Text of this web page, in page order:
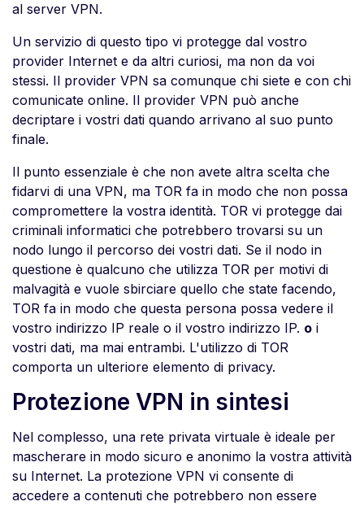
al server VPN.
Un servizio di questo tipo vi protegge dal vostro
provider Internet e da altri curiosi, ma non da voi
stessi. Il provider VPN sa comunque chi siete e con chi
comunicate online. Il provider VPN può anche
decriptare i vostri dati quando arrivano al suo punto
finale.
Il punto essenziale è che non avete altra scelta che
fidarvi di una VPN, ma TOR fa in modo che non possa
compromettere la vostra identità. TOR vi protegge dai
criminali informatici che potrebbero trovarsi su un
nodo lungo il percorso dei vostri dati. Se il nodo in
questione è qualcuno che utilizza TOR per motivi di
malvagità e vuole sbirciare quello che state facendo,
TOR fa in modo che questa persona possa vedere il
vostro indirizzo IP reale o il vostro indirizzo IP. o i
vostri dati, ma mai entrambi. L'utilizzo di TOR
comporta un ulteriore elemento di privacy.
Protezione VPN in sintesi
Nel complesso, una rete privata virtuale è ideale per
mascherare in modo sicuro e anonimo la vostra attività
su Internet. La protezione VPN vi consente di
accedere a contenuti che potrebbero non essere